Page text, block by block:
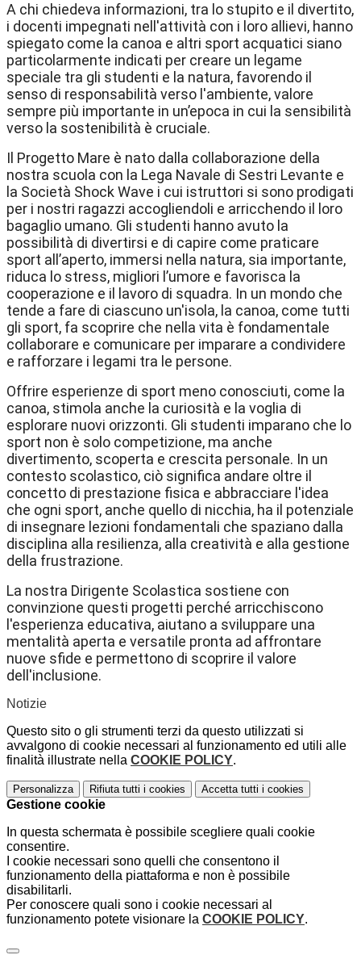
A chi chiedeva informazioni, tra lo stupito e il divertito,
i docenti impegnati nell'attività con i loro allievi, hanno
spiegato come la canoa e altri sport acquatici siano
particolarmente indicati per creare un legame
speciale tra gli studenti e la natura, favorendo il
senso di responsabilità verso l'ambiente, valore
sempre più importante in un’epoca in cui la sensibilità
verso la sostenibilità è cruciale.
Il Progetto Mare è nato dalla collaborazione della
nostra scuola con la Lega Navale di Sestri Levante e
la Società Shock Wave i cui istruttori si sono prodigati
per i nostri ragazzi accogliendoli e arricchendo il loro
bagaglio umano. Gli studenti hanno avuto la
possibilità di divertirsi e di capire come praticare
sport all’aperto, immersi nella natura, sia importante,
riduca lo stress, migliori l’umore e favorisca la
cooperazione e il lavoro di squadra. In un mondo che
tende a fare di ciascuno un'isola, la canoa, come tutti
gli sport, fa scoprire che nella vita è fondamentale
collaborare e comunicare per imparare a condividere
e rafforzare i legami tra le persone.
Offrire esperienze di sport meno conosciuti, come la
canoa, stimola anche la curiosità e la voglia di
esplorare nuovi orizzonti. Gli studenti imparano che lo
sport non è solo competizione, ma anche
divertimento, scoperta e crescita personale. In un
contesto scolastico, ciò significa andare oltre il
concetto di prestazione fisica e abbracciare l'idea
che ogni sport, anche quello di nicchia, ha il potenziale
di insegnare lezioni fondamentali che spaziano dalla
disciplina alla resilienza, alla creatività e alla gestione
della frustrazione.
La nostra Dirigente Scolastica sostiene con
convinzione questi progetti perché arricchiscono
l'esperienza educativa, aiutano a sviluppare una
mentalità aperta e versatile pronta ad affrontare
nuove sfide e permettono di scoprire il valore
dell'inclusione.
Notizie
Questo sito o gli strumenti terzi da questo utilizzati si
avvalgono di cookie necessari al funzionamento ed utili alle
finalità illustrate nella COOKIE POLICY.
Personalizza Rifiuta tutti i cookies Accetta tutti i cookies
Gestione cookie
In questa schermata è possibile scegliere quali cookie
consentire.
I cookie necessari sono quelli che consentono il
funzionamento della piattaforma e non è possibile
disabilitarli.
Per conoscere quali sono i cookie necessari al
funzionamento potete visionare la COOKIE POLICY.